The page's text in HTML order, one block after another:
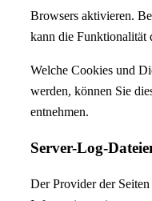
Browsers aktivieren.
kann die Funktionalität
Welche Cookies und
werden, können Sie
entnehmen.
Server-Log-
Der Provider der